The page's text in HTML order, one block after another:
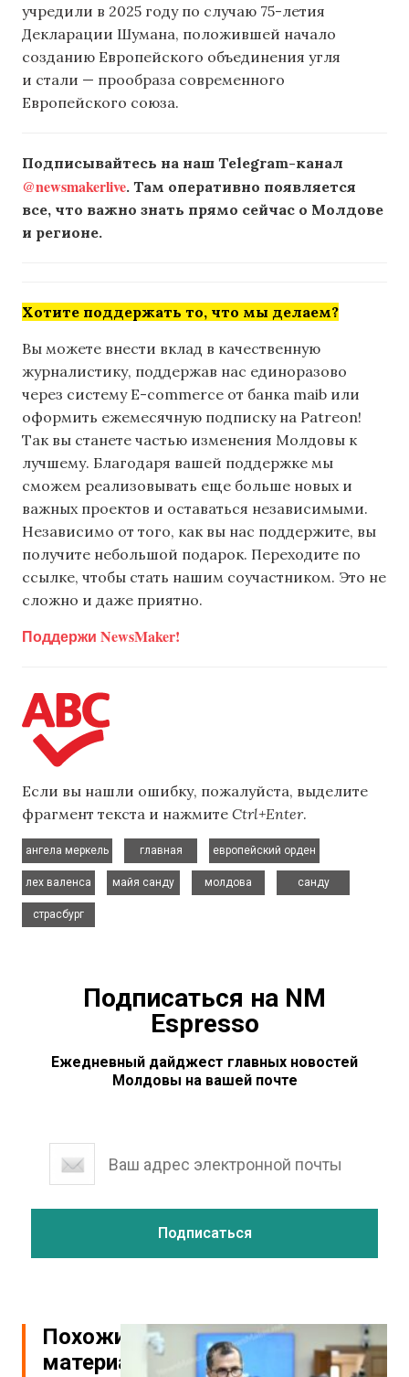
учредили в 2025 году по случаю 75-летия
Декларации Шумана, положившей начало
созданию Европейского объединения угля
и стали — прообраза современного
Европейского союза.
Подписывайтесь на наш Telegram-канал
@newsmakerlive. Там оперативно появляется
все, что важно знать прямо сейчас о Молдове
и регионе.
Хотите поддержать то, что мы делаем?
Вы можете внести вклад в качественную
журналистику, поддержав нас единоразово
через систему E-commerce от банка maib или
оформить ежемесячную подписку на Patreon!
Так вы станете частью изменения Молдовы к
лучшему. Благодаря вашей поддержке мы
сможем реализовывать еще больше новых и
важных проектов и оставаться независимыми.
Независимо от того, как вы нас поддержите, вы
получите небольшой подарок. Переходите по
ссылке, чтобы стать нашим соучастником. Это не
сложно и даже приятно.
Поддержи NewsMaker!
Если вы нашли ошибку, пожалуйста, выделите
фрагмент текста и нажмите Ctrl+Enter.
ангела меркель
главная
европейский орден
лех валенса
майя санду
молдова
санду
страсбург
Подписаться на NM
Espresso
Ежедневный дайджест главных новостей
Молдовы на вашей почте
Похожие
материалы